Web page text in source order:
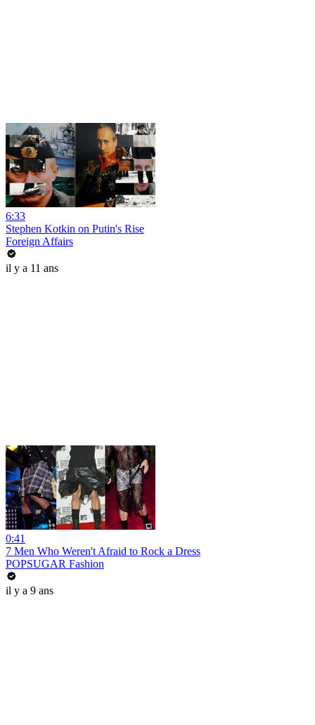
6:33
Stephen Kotkin on Putin's Rise
Foreign Affairs
il y a 11 ans
0:41
7 Men Who Weren't Afraid to Rock a Dress
POPSUGAR Fashion
il y a 9 ans